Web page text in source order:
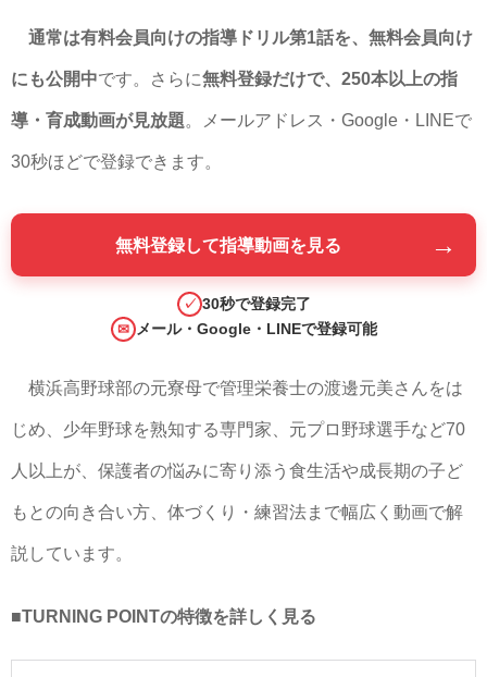
通常は有料会員向けの指導ドリル第1話を、無料会員向け
にも公開中です。さらに無料登録だけで、250本以上の指
導・育成動画が見放題。メールアドレス・Google・LINEで
30秒ほどで登録できます。
無料登録して指導動画を見る →
✓ 30秒で登録完了
✉ メール・Google・LINEで登録可能
横浜高野球部の元寮母で管理栄養士の渡邊元美さんをは
じめ、少年野球を熟知する専門家、元プロ野球選手など70
人以上が、保護者の悩みに寄り添う食生活や成長期の子ど
もとの向き合い方、体づくり・練習法まで幅広く動画で解
説しています。
■TURNING POINTの特徴を詳しく見る